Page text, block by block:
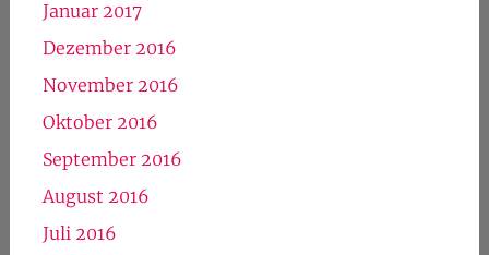
Januar 2017
Dezember 2016
November 2016
Oktober 2016
September 2016
August 2016
Juli 2016